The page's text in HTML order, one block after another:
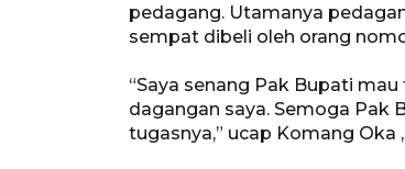
pedagang. Utamanya
sempat dibeli oleh orang
“Saya senang Pak Bupati
dagangan saya. Semoga Pak
tugasnya,” ucap Komang